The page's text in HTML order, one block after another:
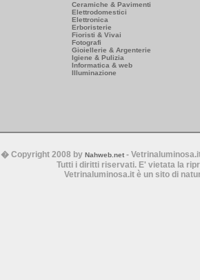
Ceramiche & Pavimenti
Elettrodomestici
Elettronica
Erboristerie
Fioristi & Vivai
Fotografi
Gioiellerie & Argenterie
Igiene & Pulizia
Informatica & web
Illuminazione
� Copyright 2008 by Nahweb.net-
Tutti i diritti riservati. E' vietata la
Vetrinaluminosa.it è un sito di